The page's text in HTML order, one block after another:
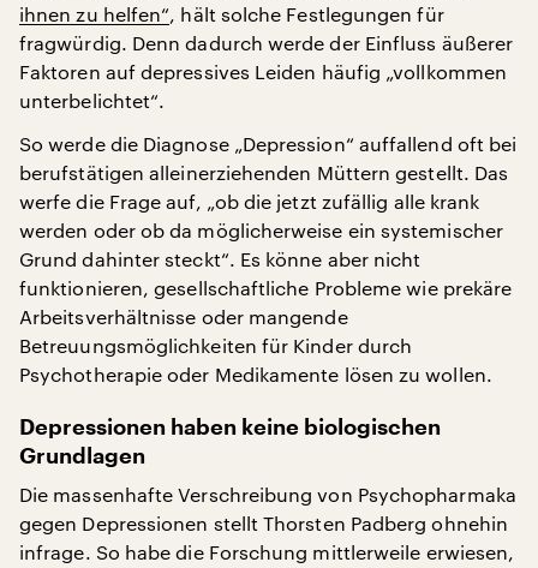
ihnen zu helfen“, hält solche Festlegungen für
fragwürdig. Denn dadurch werde der Einfluss äußerer
Faktoren auf depressives Leiden häufig „vollkommen
unterbelichtet“.
So werde die Diagnose „Depression“ auffallend oft bei
berufstätigen alleinerziehenden Müttern gestellt. Das
werfe die Frage auf, „ob die jetzt zufällig alle krank
werden oder ob da möglicherweise ein systemischer
Grund dahinter steckt“. Es könne aber nicht
funktionieren, gesellschaftliche Probleme wie prekäre
Arbeitsverhältnisse oder mangende
Betreuungsmöglichkeiten für Kinder durch
Psychotherapie oder Medikamente lösen zu wollen.
Depressionen haben keine biologischen
Grundlagen
Die massenhafte Verschreibung von Psychopharmaka
gegen Depressionen stellt Thorsten Padberg ohnehin
infrage. So habe die Forschung mittlerweile erwiesen,